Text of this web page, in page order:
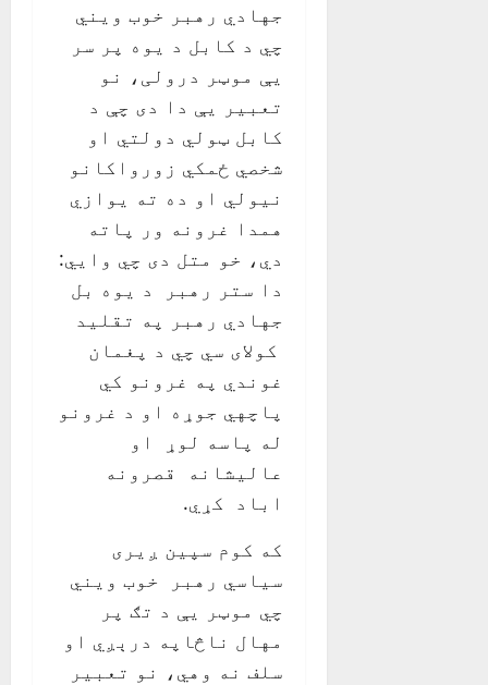
جهادي رهبر خوب ويني
چي د کابل د يوه پر سر
يې موټر درولی، نو
تعبير يې دا دی چې د
کابل ټولي دولتي او
شخصي ځمکي زورواکانو
نيولي او ده ته يوازي
همدا غرونه ور پاته
دي، خو متل دی چي وايي:
دا ستر رهبر د يوه بل
جهادي رهبر په تقليد
کولای سي چي د پغمان
غوندي په غرونو کي
پاچهي جوړه او د غرونو
له پاسه لوړ او
عالیشانه قصرونه
اباد کړي.
که کوم سپين ږيری
سياسي رهبر خوب ويني
چي موټر يې د تګ پر
مهال ناڅاپه درېږي او
سلف نه وهي، نو تعبير